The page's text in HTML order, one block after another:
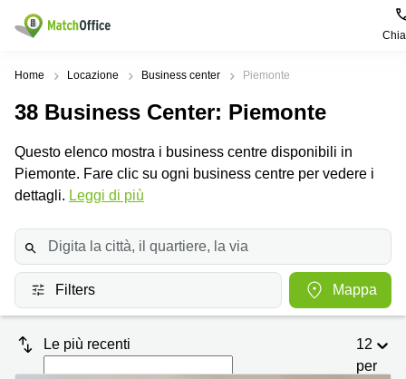
Dare in locazione e affittare
Tipologie di
commerciali
Ufficio
Center
Coworking
Sala
Riunioni
Ufficio
Zone
Genova
Milano
Palermo
Bari
Firenze
Ricerche
Coworking
Lazio
Bologna
Uffici
in
affitto a
Vicenza
Coworking
Aiuto
Chi Siamo
Prezzo
Accesso
Home Locazione Business center Piemonte
38 Business Center: Piemonte
Questo elenco mostra i business centre disponibili in
Piemonte. Fare clic su ogni business centre per vedere i
dettagli. Leggi di più
Filters Mappa
Le più recenti
12
per